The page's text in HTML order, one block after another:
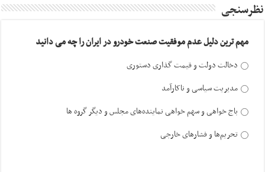
نظرسنجی
مهم ترین دلیل عدم موفقیت صنعت خودرو در ایران را چه می دانید
دخالت دولت و قیمت گذاری دستوری
مدیریت سیاسی و ناکارآمد
باج خواهی و سهم خواهی نماینده‌های مجلس و دیگر گروه ها
تحریم‌ها و فشارهای خارجی